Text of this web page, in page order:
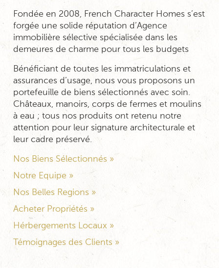
Fondée en 2008, French Character Homes s’est
forgée une solide réputation d’Agence
immobilière sélective spécialisée dans les
demeures de charme pour tous les budgets
Bénéficiant de toutes les immatriculations et
assurances d’usage, nous vous proposons un
portefeuille de biens sélectionnés avec soin.
Châteaux, manoirs, corps de fermes et moulins
à eau ; tous nos produits ont retenu notre
attention pour leur signature architecturale et
leur cadre préservé.
Nos Biens Sélectionnés »
Notre Equipe »
Nos Belles Regions »
Acheter Propriétés »
Hérbergements Locaux »
Témoignages des Clients »